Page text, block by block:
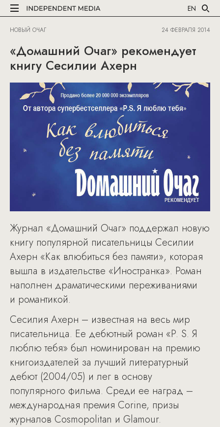
EN
НОВЫЙ ОЧАГ 24 ФЕВРАЛЯ 2014
«Домашний Очаг» рекомендует
книгу Сесилии Ахерн
Журнал «Домашний Очаг» поддержал новую
книгу популярной писательницы Сесилии
Ахерн «Как влюбиться без памяти», которая
вышла в издательстве «Иностранка». Роман
наполнен драматическими переживаниями
и романтикой.
Сесилия Ахерн – известная на весь мир
писательница. Ее дебютный роман «P. S. Я
люблю тебя» был номинирован на премию
книгоиздателей за лучший литературный
дебют (2004/05) и лег в основу
популярного фильма. Среди ее наград –
международная премия Corine, призы
журналов Cosmopolitan и Glamour.